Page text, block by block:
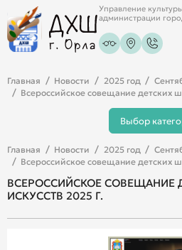
Управление
администрации
Главная Новости 2025 год
Всероссийское совещание детских
Выбор
Главная Новости 2025 год
Всероссийское совещание детских
ВСЕРОССИЙСКОЕ СОВЕЩАНИЕ
ИСКУССТВ 2025 Г.